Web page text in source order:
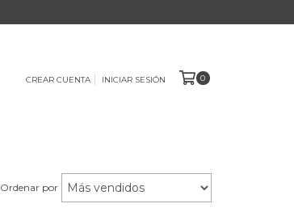
CREAR CUENTA INICIAR SESIÓN 0
Ordenar por